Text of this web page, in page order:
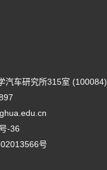
汽车研究所315室 (100084)
-36
号